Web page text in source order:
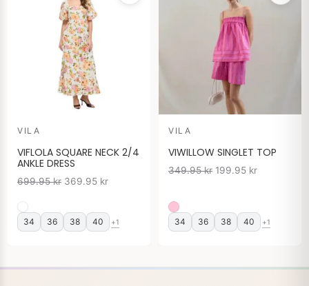
VILA
VIFLOLA SQUARE NECK 2/4
ANKLE DRESS
699.95kr
priset
var:
699.95 kr.
369.95 kr
priset
34 36 38 40 +1
VILA
VIWILLOW SINGLET TOP
349.95kr
priset
var:
349.95 kr.
199.95 kr
priset
34 36 38 40 +1